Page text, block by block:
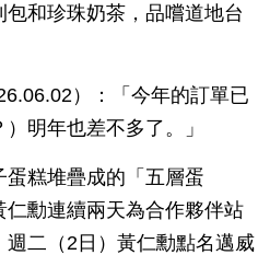
和珍珠奶茶，品嚐道地台
）：「今年的訂單已
明年也差不多了。」
糕堆疊成的「五層蛋
勳連續兩天為合作夥伴站
二（2日）黃仁勳點名邁威